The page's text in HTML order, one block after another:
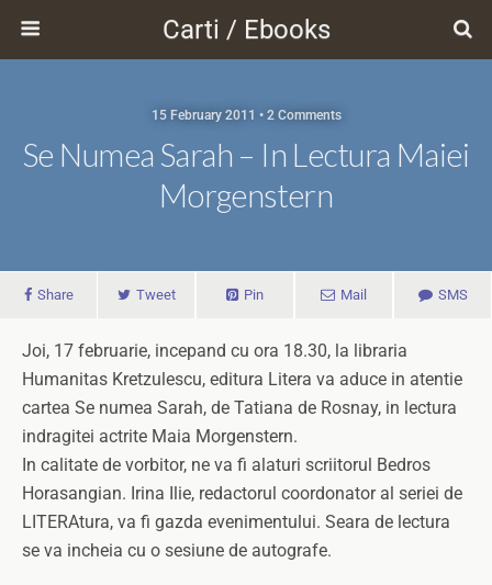
Carti / Ebooks
15 February 2011 • 2 Comments
Se Numea Sarah – In Lectura Maiei
Morgenstern
Share Tweet Pin Mail SMS
Joi, 17 februarie, incepand cu ora 18.30, la libraria
Humanitas Kretzulescu, editura Litera va aduce in atentie
cartea Se numea Sarah, de Tatiana de Rosnay, in lectura
indragitei actrite Maia Morgenstern.
In calitate de vorbitor, ne va fi alaturi scriitorul Bedros
Horasangian. Irina Ilie, redactorul coordonator al seriei de
LITERAtura, va fi gazda evenimentului. Seara de lectura
se va incheia cu o sesiune de autografe.